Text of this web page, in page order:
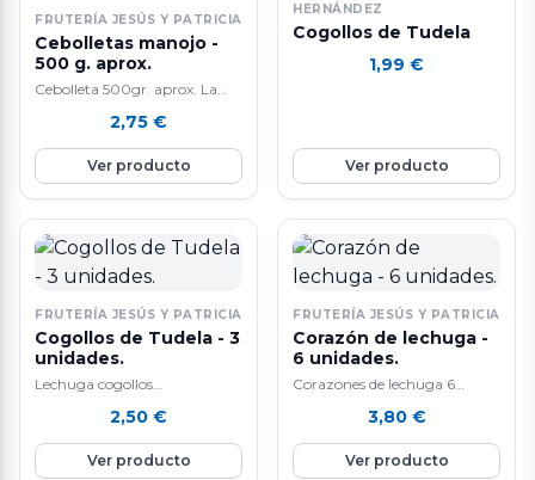
FRUTERÍA JESÚS Y PATRICIA
Cebolletas manojo -
500 g. aprox.
Cebolleta 500gr. aprox. La
un escaso aporte calórico,
porque su contenido en agua
es aproximadamente del 90%.
2,75 €
Ver producto
HERNÁNDEZ
Cogollos de Tudela
1,99 €
Ver producto
FRUTERÍA JESÚS Y PATRICIA
Cogollos de Tudela - 3
unidades.
Lechuga cogollos
fibra, que regula nuestro
transito intestinal y nuestros
niveles de azucares en sangre.
2,50 €
Ver producto
FRUTERÍA JESÚS Y PATRICIA
Corazón de lechuga -
6 unidades.
Corazones de lechuga 6
propiedades de los corazones
se encuentra el alto contenido
en agua (95%) que unido a su
3,80 €
Ver producto